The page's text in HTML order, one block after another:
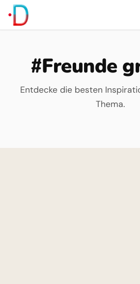
#Freunde
Entdecke die besten
Thema.